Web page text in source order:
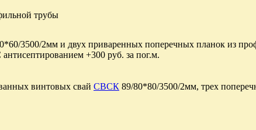
трубы
3500/2мм и двух приваренных поперечных планок из
+300 руб. за пог.м.
винтовых свай СВСК 89/80*80/3500/2мм, трех